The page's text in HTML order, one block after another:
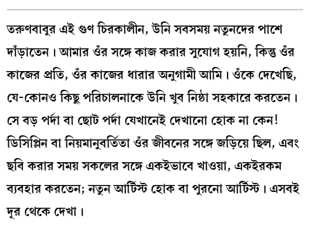
তরুণবাবুর এই গুণ চিরকালীন, উনি সবসময় নতুনদের পাশে
দাঁড়াতেন। আমার ওঁর সঙ্গে কাজ করার সুযোগ হয়নি, কিন্তু ওঁর
কাজের প্রতি, ওঁর কাজের ধারার অনুগামী আমি। ওঁকে দেখেছি,
যে-কোনও কিছু পরিচালনাকে উনি খুব নিষ্ঠা সহকারে করতেন।
সে বড় পর্দা বা ছোট পর্দা যেখানেই দেখানো হোক না কেন!
ডিসিপ্লিন বা নিয়মানুবর্তিতা ওঁর জীবনের সঙ্গে জড়িয়ে ছিল, এবং
ছবি করার সময় সকলের সঙ্গে একইভাবে খাওয়া, একইরকম
ব্যবহার করতেন; নতুন আর্টিস্ট হোক বা পুরনো আর্টিস্ট। এসবই
দূর থেকে দেখা।